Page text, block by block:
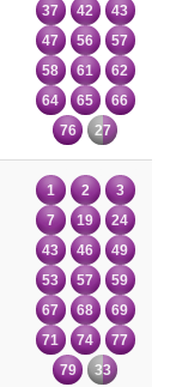
37
42
43
47
56
57
58
61
62
64
65
66
76
27
1 2
3
7
19
24
43
46
49
53
57
59
67
68
69
71
74
77
79
33